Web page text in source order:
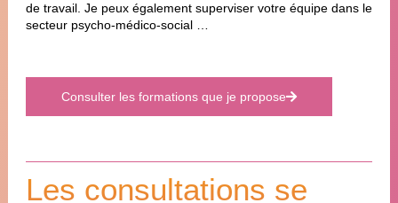
de travail. Je peux également superviser votre équipe dans le
secteur psycho-médico-social …
Consulter les formations que je propose
Les consultations se